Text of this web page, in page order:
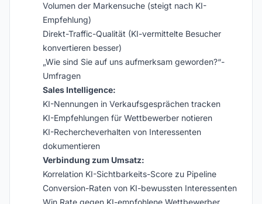
Volumen der Markensuche (steigt nach KI-
Empfehlung)
Direkt-Traffic-Qualität (KI-vermittelte Besucher
konvertieren besser)
„Wie sind Sie auf uns aufmerksam geworden?“-
Umfragen
Sales Intelligence:
KI-Nennungen in Verkaufsgesprächen tracken
KI-Empfehlungen für Wettbewerber notieren
KI-Rechercheverhalten von Interessenten
dokumentieren
Verbindung zum Umsatz:
Korrelation KI-Sichtbarkeits-Score zu Pipeline
Conversion-Raten von KI-bewussten Interessenten
Win Rate gegen KI-empfohlene Wettbewerber